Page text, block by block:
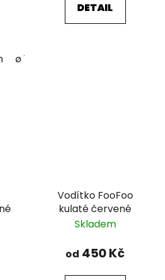
ø 12 mm; délka: 150 cm
DETAIL
Vodítko FooFoo
kulaté červené
Skladem
od 450 Kč